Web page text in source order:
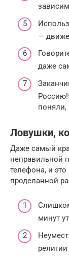
—
даже
поняли,
Ловушки,
Даже самый
неправильной
телефона, и
проделанной
минут